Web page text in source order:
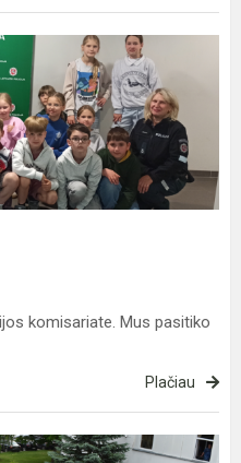
komisariate. Mus pasitiko
Plačiau